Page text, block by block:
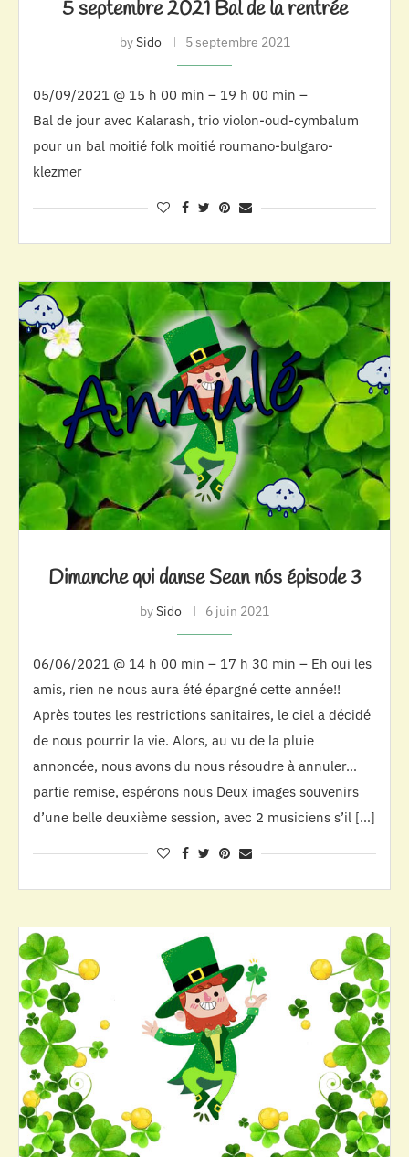
5 septembre 2021 Bal de la rentrée
bySido 5 septembre 2021
05/09/2021 @ 15 h 00 min – 19 h 00 min –
Bal de jour avec Kalarash, trio violon-oud-cymbalum
pour un bal moitié folk moitié roumano-bulgaro-
klezmer
Dimanche qui danse Sean nós épisode 3
bySido 6 juin 2021
06/06/2021 @ 14 h 00 min – 17 h 30 min – Eh oui les
amis, rien ne nous aura été épargné cette année!!
Après toutes les restrictions sanitaires, le ciel a décidé
de nous pourrir la vie. Alors, au vu de la pluie
annoncée, nous avons du nous résoudre à annuler…
partie remise, espérons nous Deux images souvenirs
d’une belle deuxième session, avec 2 musiciens s’il […]